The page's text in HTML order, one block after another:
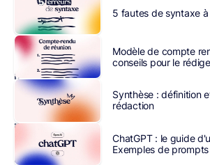
publics
variés.
Contrairement
au
marketing
digital,
publicités
avaient
moins
5 fautes de syntaxe
Modèle de compte
conseils pour le
Synthèse : définition
rédaction
ChatGPT : le guide
Exemples de prompts